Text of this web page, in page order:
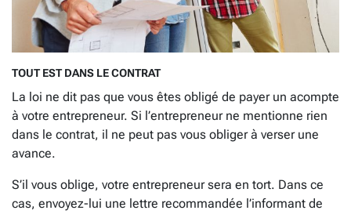
TOUT EST DANS LE CONTRAT
La loi ne dit pas que vous êtes obligé de payer un acompte
à votre entrepreneur. Si l’entrepreneur ne mentionne rien
dans le contrat, il ne peut pas vous obliger à verser une
avance.
S’il vous oblige, votre entrepreneur sera en tort. Dans ce
cas, envoyez-lui une lettre recommandée l’informant de